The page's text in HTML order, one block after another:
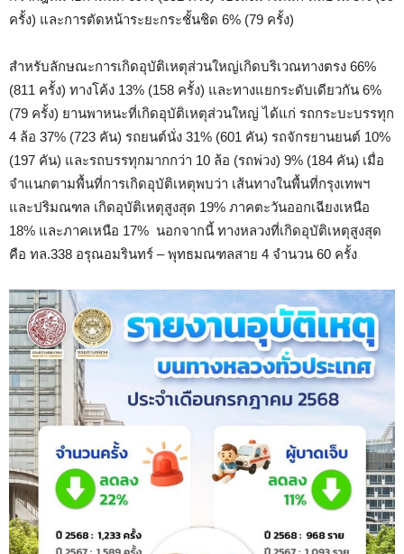
ครั้ง) และการตัดหน้าระยะกระชั้นชิด 6% (79 ครั้ง)
สำหรับลักษณะการเกิดอุบัติเหตุส่วนใหญ่เกิดบริเวณทางตรง 66%
(811 ครั้ง) ทางโค้ง 13% (158 ครั้ง) และทางแยกระดับเดียวกัน 6%
(79 ครั้ง) ยานพาหนะที่เกิดอุบัติเหตุส่วนใหญ่ ได้แก่ รถกระบะบรรทุก
4 ล้อ 37% (723 คัน) รถยนต์นั่ง 31% (601 คัน) รถจักรยานยนต์ 10%
(197 คัน) และรถบรรทุกมากกว่า 10 ล้อ (รถพ่วง) 9% (184 คัน) เมื่อ
จำแนกตามพื้นที่การเกิดอุบัติเหตุพบว่า เส้นทางในพื้นที่กรุงเทพฯ
และปริมณฑล เกิดอุบัติเหตุสูงสุด 19% ภาคตะวันออกเฉียงเหนือ
18% และภาคเหนือ 17% นอกจากนี้ ทางหลวงที่เกิดอุบัติเหตุสูงสุด
คือ ทล.338 อรุณอมรินทร์ – พุทธมณฑลสาย 4 จำนวน 60 ครั้ง